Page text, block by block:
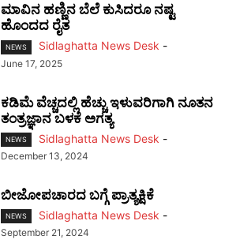
ಮಾವಿನ ಹಣ್ಣಿನ ಬೆಲೆ ಕುಸಿದರೂ ನಷ್ಟ
ಹೊಂದದ ರೈತ
NEWS Sidlaghatta News Desk -
June 17, 2025
ಕಡಿಮೆ ವೆಚ್ಚದಲ್ಲಿ ಹೆಚ್ಚು ಇಳುವರಿಗಾಗಿ ನೂತನ
ತಂತ್ರಜ್ಞಾನ ಬಳಕೆ ಅಗತ್ಯ
NEWS Sidlaghatta News Desk -
December 13, 2024
ಬೀಜೋಪಚಾರದ ಬಗ್ಗೆ ಪ್ರಾತ್ಯಕ್ಷಿಕೆ
NEWS Sidlaghatta News Desk -
September 21, 2024